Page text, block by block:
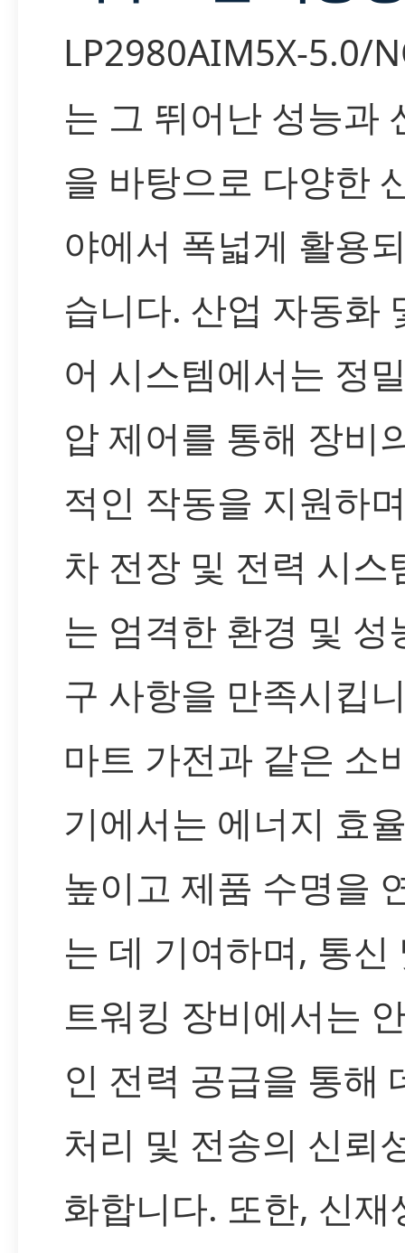
LP2980AIM5X-5.0/
는 그 뛰어난 성능과
을 바탕으로 다양한
야에서 폭넓게 활용
습니다. 산업 자동화
어 시스템에서는 정
압 제어를 통해 장비
적인 작동을 지원하
차 전장 및 전력 시스
는 엄격한 환경 및 성
구 사항을 만족시킵
마트 가전과 같은 소
기에서는 에너지 효
높이고 제품 수명을
는 데 기여하며, 통신
트워킹 장비에서는
인 전력 공급을 통해
처리 및 전송의 신뢰
화합니다. 또한, 신재